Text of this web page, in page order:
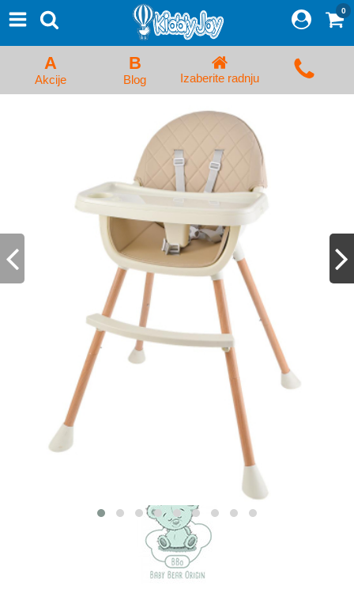
Proizvodi
Početna Prijava/Registracija
Kolica za bebe i dečija kolica
Auto sedišta za decu i bebe
Kreveci, ljuljaške i ležaljke
Kadice, noše i adapteri
Hranilice, flašice i cucle
Monitori, Ogradice i tricikli
Posteljine, vrećice i baldahini
Odeća i obuća
Igračke za bebe i decu
AKCIJA
0
A
Akcije
B
Blog Izaberite radnju